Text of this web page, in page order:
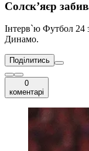
Солск’яєр
Інтерв`ю Футбол 24
Динамо.
Поділитись
0
коментарі